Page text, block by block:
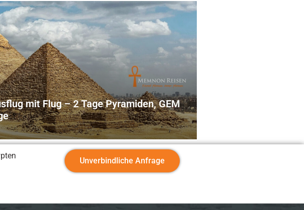
mit Flug – 2 Tage Pyramiden, GEM
Unverbindliche Anfrage